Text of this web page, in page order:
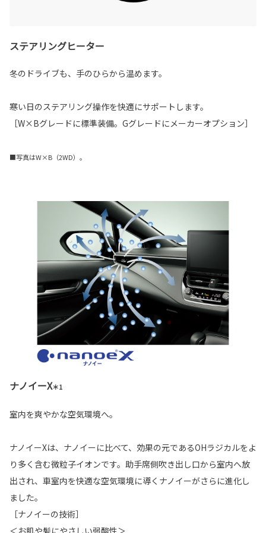
ステアリングヒーター
冬のドライブも、手のひらから温めます。
寒い日のステアリング操作を快適にサポートします。
［W×Bグレードに標準装備。Gグレードにメーカーオプション］
■写真はW×B（2WD）。
ナノイーX＊1
室内を爽やかな空気環境へ。
ナノイーXは、ナノイーに比べて、効果の元であるOHラジカルをよ
り多く含む微粒子イオンです。助手席側吹き出し口から室内へ放
出され、車室内を快適な空気環境に導くナノイーがさらに進化し
ました。
［ナノイーの技術］